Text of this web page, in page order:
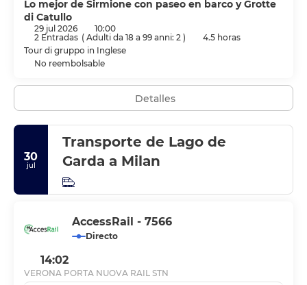
Lo mejor de Sirmione con paseo en barco y Grotte
di Catullo
29 jul 2026
10:00
2 Entradas ( Adulti da 18 a 99 anni: 2 )
4.5 horas
Tour di gruppo in Inglese
No reembolsable
Detalles
30
jul
Transporte de Lago de
Garda a Milan
AccessRail - 7566
Directo
14:02
VERONA PORTA NUOVA RAIL STN